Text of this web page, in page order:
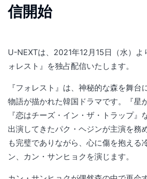
信開始
U-NEXTは、2021年12月15日（水）よ
ォレスト』を独占配信いたします。
『フォレスト』は、神秘的な森を舞台
物語が描かれた韓国ドラマです。『星
『恋はチーズ・イン・ザ・トラップ』
出演してきたパク・ヘジンが主演を務
も完璧でありながら、心に傷を抱える
ン、カン・サンヒョクを演じます。